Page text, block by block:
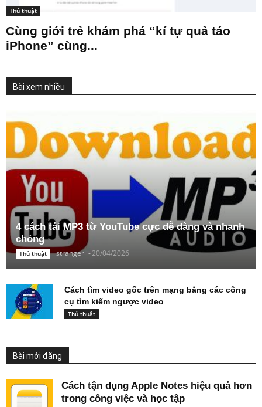
Thủ thuật
Cùng giới trẻ khám phá “kí tự quả táo
iPhone” cùng...
Bài xem nhiều
4 cách tải MP3 từ YouTube cực dễ dàng và nhanh
chóng
Thủ thuật stranger -20/04/2026
Cách tìm video gốc trên mạng bằng các công
cụ tìm kiếm ngược video
Thủ thuật
Bài mới đăng
Cách tận dụng Apple Notes hiệu quả hơn
trong công việc và học tập